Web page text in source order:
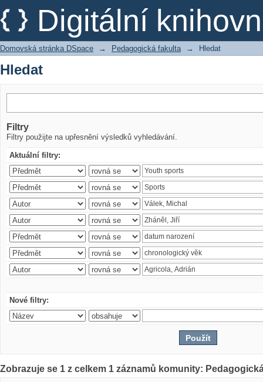
Digitální
Hledat
Domovská stránka DSpace → Pedagogická fakulta → Hledat
Hledat
Filtry
Filtry použijte na upřesnění výsledků vyhledávání.
Aktuální filtry:
Nové filtry:
Zobrazuje se 1 z celkem 1 záznamů komunity: